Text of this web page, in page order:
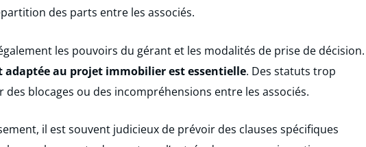
des parts entre les associés.
les pouvoirs du gérant et les modalités de prise de décision.
adaptée au projet immobilier est essentielle. Des statuts trop
des blocages ou des incompréhensions entre les associés.
il est souvent judicieux de prévoir des clauses spécifiques